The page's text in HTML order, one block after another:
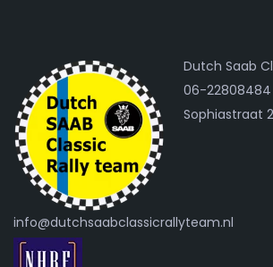
Dutch Saab
06-22808484
Sophiastraat
info@dutchsaabclassicrallyteam.nl